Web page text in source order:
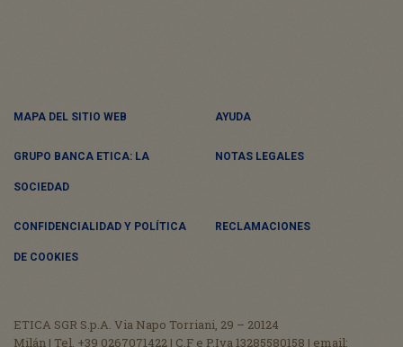
MAPA DEL SITIO WEB AYUDA
GRUPO BANCA ETICA: LA
SOCIEDAD
NOTAS LEGALES
CONFIDENCIALIDAD Y POLÍTICA
DE COOKIES
RECLAMACIONES
ETICA SGR S.p.A. Via Napo Torriani, 29 – 20124
Milán | Tel. +39 0267071422 | C.F e P.Iva 13285580158 | email: